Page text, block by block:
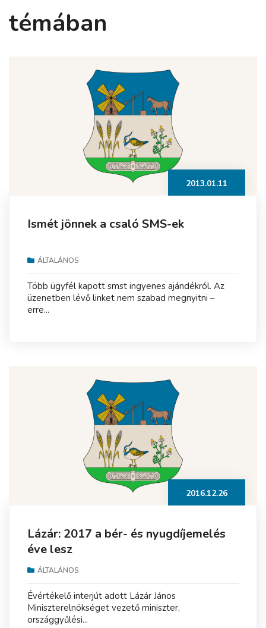
témában
2013.01.11
Ismét jönnek a csaló SMS-ek
ÁLTALÁNOS
Több ügyfél kapott smst ingyenes ajándékról. Az
üzenetben lévő linket nem szabad megnyitni –
erre...
2016.12.26
Lázár: 2017 a bér- és nyugdíjemelés
éve lesz
ÁLTALÁNOS
Évértékelő interjút adott Lázár János
Miniszterelnökséget vezető miniszter,
országgyűlési...